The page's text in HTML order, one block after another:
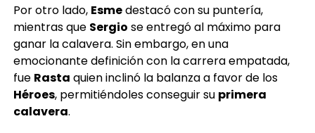
Por otro lado, Esmedestacó con su puntería,
mientras que Sergio se entregó al máximo para
ganar la calavera. Sin embargo, en una
emocionante definición con la carrera empatada,
fue Rasta quien inclinó la balanza a favor de los
Héroes, permitiéndoles conseguir su primera
calavera.